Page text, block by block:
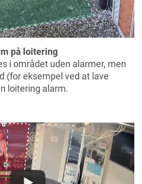
på loitering
i området uden alarmer, men
(for eksempel ved at lave
loitering alarm.